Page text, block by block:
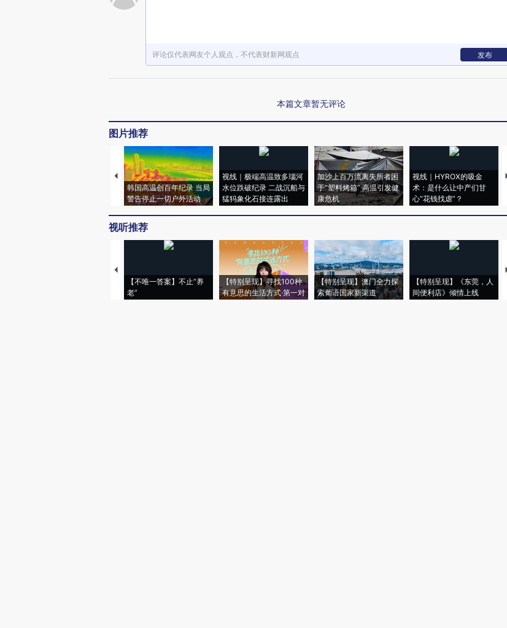
评论仅代表网友个人观点，不代表财新网观点 发布
本篇文章暂无评论
图片推荐
韩国高温创百年纪录 当局
警告停止一切户外活动
视线｜极端高温致多瑙河
水位跌破纪录 二战沉船与
猛犸象化石接连露出
加沙上百万流离失所者困
于“塑料烤箱” 高温引发健
康危机
视线｜HYROX的吸金
术：是什么让中产们甘
心“花钱找虐”？
视听推荐
【不唯一答案】不止“养
老”
【特别呈现】寻找100种
有意思的生活方式·第一对
【特别呈现】澳门全力探
索葡语国家新渠道
【特别呈现】《东莞，人
间便利店》倾情上线